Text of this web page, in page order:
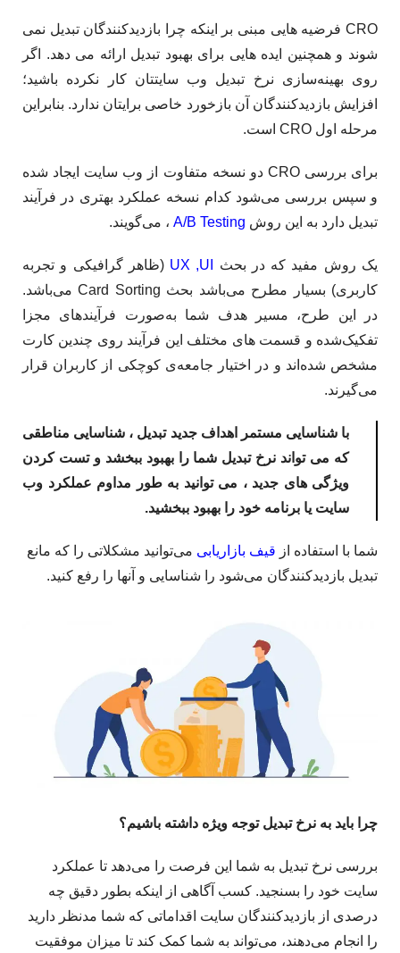
CRO فرضیه هایی مبنی بر اینکه چرا بازدیدکنندگان تبدیل نمی
شوند و همچنین ایده هایی برای بهبود تبدیل ارائه می دهد. اگر
روی بهینه‌سازی نرخ تبدیل وب سایتتان کار نکرده باشید؛
افزایش بازدیدکنندگان آن بازخورد خاصی برایتان ندارد. بنابراین
مرحله اول CRO است.
برای بررسی CRO دو نسخه متفاوت از وب سایت ایجاد شده
و سپس بررسی می‌شود کدام نسخه عملکرد بهتری در فرآیند
تبدیل دارد به این روش A/B Testing ، می‌گویند.
یک روش مفید که در بحث UX ,UI (ظاهر گرافیکی و تجربه
کاربری) بسیار مطرح می‌باشد بحث Card Sorting می‌باشد.
در این طرح، مسیر هدف شما به‌صورت فرآیندهای مجزا
تفکیک‌شده و قسمت های مختلف این فرآیند روی چندین کارت
مشخص شده‌اند و در اختیار جامعه‌ی کوچکی از کاربران قرار
می‌گیرند.
با شناسایی مستمر اهداف جدید تبدیل ، شناسایی مناطقی
که می تواند نرخ تبدیل شما را بهبود ببخشد و تست کردن
ویژگی های جدید ، می توانید به طور مداوم عملکرد وب
سایت یا برنامه خود را بهبود ببخشید.
شما با استفاده از قیف بازاریابی می‌توانید مشکلاتی را که مانع
تبدیل بازدیدکنندگان می‌شود را شناسایی و آنها را رفع کنید.
چرا باید به نرخ تبدیل توجه ویژه داشته باشیم؟
بررسی نرخ تبدیل به شما این فرصت را می‌دهد تا عملکرد
سایت خود را بسنجید. کسب آگاهی از اینکه بطور دقیق چه
درصدی از بازدیدکنندگان سایت اقداماتی که شما مدنظر دارید
را انجام می‌دهند، می‌تواند به شما کمک کند تا میزان موفقیت